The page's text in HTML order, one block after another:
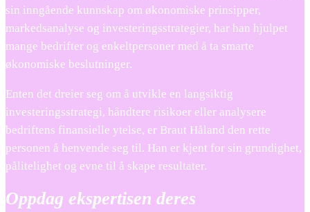
sin inngående kunnskap om økonomiske prinsipper,
markedsanalyse og investeringsstrategier, har han hjulpet
mange bedrifter og enkeltpersoner med å ta smarte
økonomiske beslutninger.
Enten det dreier seg om å utvikle en langsiktig
investeringsstrategi, håndtere risikoer eller analysere
bedriftens finansielle ytelse, er Braut Håland den rette
personen å henvende seg til. Han er kjent for sin grundighet,
pålitelighet og evne til å skape resultater.
Oppdag ekspertisen deres